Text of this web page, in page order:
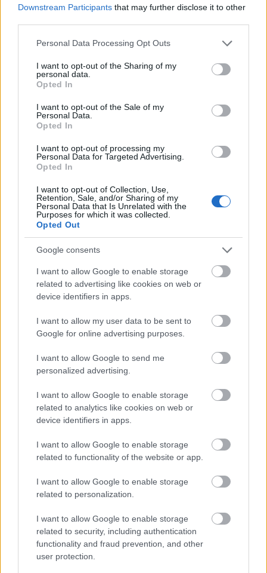
Downstream Participants that may further disclose it to other
Please note that this website/app uses one or more Google
not limited to your visit or usage behaviour. You may click to
grant or deny consent to Google and its third-party tags to
use your data for below specified purposes in below Google
consent section.
Personal Data Processing Opt Outs
I want to opt-out of the Sharing of my
personal data.
Opted In
I want to opt-out of the Sale of my
Personal Data.
Opted In
I want to opt-out of processing my
Personal Data for Targeted Advertising.
Opted In
I want to opt-out of Collection, Use,
Retention, Sale, and/or Sharing of my
Personal Data that Is Unrelated with the
Purposes for which it was collected.
Opted Out
Google consents
I want to allow Google to enable storage
related to advertising like cookies on web or
device identifiers in apps.
I want to allow my user data to be sent to
Google for online advertising purposes.
I want to allow Google to send me
personalized advertising.
I want to allow Google to enable storage
related to analytics like cookies on web or
device identifiers in apps.
I want to allow Google to enable storage
related to functionality of the website or app.
I want to allow Google to enable storage
related to personalization.
I want to allow Google to enable storage
related to security, including authentication
functionality and fraud prevention, and other
user protection.
DodajTabletowojako preferowane źródło w
Google
Nasze artykuły będą częściej pojawiać się w Twoich wynikach
Udostępnij UdostępnijUdostępnijUdostępnij
Michele Sirignano
Redaktor
mobilnych, choć ciągle wierny ideologii PCMasterRace.
KONTAKT